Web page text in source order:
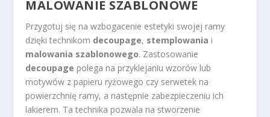
MALOWANIE SZABLONOWE
Przygotuj się na wzbogacenie estetyki swojej ramy
dzięki technikom decoupage, stemplowania i
malowania szablonowego. Zastosowanie
decoupage polega na przyklejaniu wzorów lub
motywów z papieru ryżowego czy serwetek na
powierzchnię ramy, a następnie zabezpieczeniu ich
lakierem. Ta technika pozwala na stworzenie